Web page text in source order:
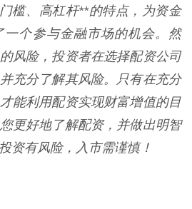
槛、高杠杆**的特点，为资金
一个参与金融市场的机会。然
风险，投资者在选择配资公司
充分了解其风险。只有在充分
能利用配资实现财富增值的目
更好地了解配资，并做出明智
资有风险，入市需谨慎！